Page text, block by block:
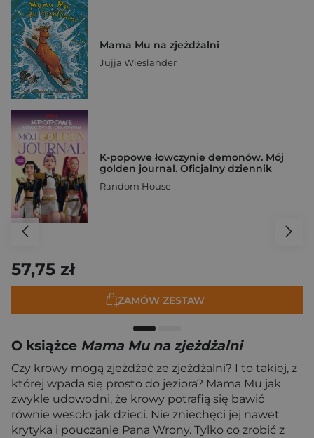
Mama Mu na zjeżdżalni
Jujja Wieslander
K-popowe łowczynie demonów. Mój
golden journal. Oficjalny dziennik
Random House
57,75 zł
ZAMÓW ZESTAW
O książce Mama Mu na zjeżdżalni
Czy krowy mogą zjeżdżać ze zjeżdżalni? I to takiej, z
której wpada się prosto do jeziora? Mama Mu jak
zwykle udowodni, że krowy potrafią się bawić
równie wesoło jak dzieci. Nie zniechęci jej nawet
krytyka i pouczanie Pana Wrony. Tylko co zrobić z